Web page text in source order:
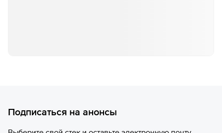
Подписаться на анонсы